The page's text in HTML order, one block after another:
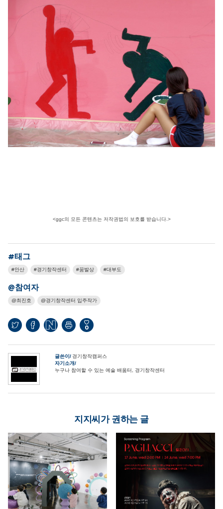
<ggc의 모든 콘텐츠는 저작권법의 보호를 받습니다.>
#태그
안산 경기창작센터 꿈발상 대부도
@참여자
최진호 경기창작센터 입주작가
0
글쓴이
경기창작캠퍼스
자기소개
누구나 참여할 수 있는 예술 배움터, 경기창작센터
지지씨가 권하는 글